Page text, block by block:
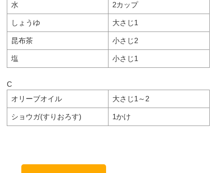
水
2カップ
しょうゆ 大さじ1
昆布茶 小さじ2
塩 小さじ1
C
オリーブオイル
大さじ1～2
ショウガ(すりおろす) 1かけ